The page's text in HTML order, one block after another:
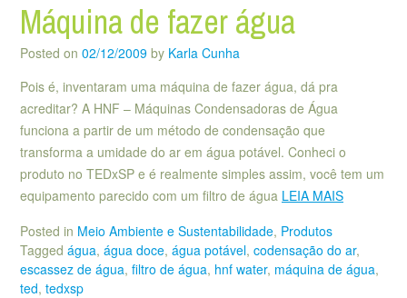
Máquina de fazer água
Posted on 02/12/2009 by Karla Cunha
Pois é, inventaram uma máquina de fazer água, dá pra
acreditar? A HNF – Máquinas Condensadoras de Água
funciona a partir de um método de condensação que
transforma a umidade do ar em água potável. Conheci o
produto no TEDxSP e é realmente simples assim, você tem um
equipamento parecido com um filtro de água LEIA MAIS
Posted in Meio Ambiente e Sustentabilidade, Produtos
Tagged água, água doce, água potável, codensação do ar,
escassez de água, filtro de água, hnf water, máquina de água,
ted, tedxsp